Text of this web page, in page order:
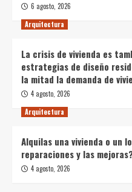
6 agosto, 2026
Arquitectura
La crisis de vivienda es
estrategias de diseño
la mitad la demanda de
4 agosto, 2026
Arquitectura
Alquilas una vivienda o un
reparaciones y las
4 agosto, 2026